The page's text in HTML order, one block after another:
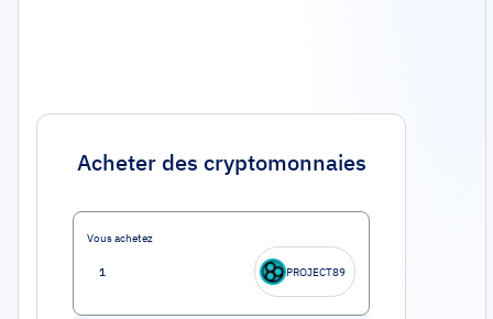
Acheter des cryptomonnaies
Vous achetez
PROJECT89